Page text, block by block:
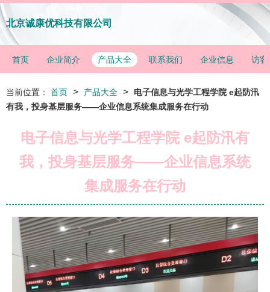
北京诚康优科技有限公司
首页 企业简介 产品大全 联系我们 企业信息 访客
当前位置： 首页 > 产品大全 >
电子信息与光学工程学院 e起防汛
有我，投身基层服务——企业信息系统集成服务在行动
电子信息与光学工程学院 e起防汛有
我，投身基层服务——企业信息系统
集成服务在行动